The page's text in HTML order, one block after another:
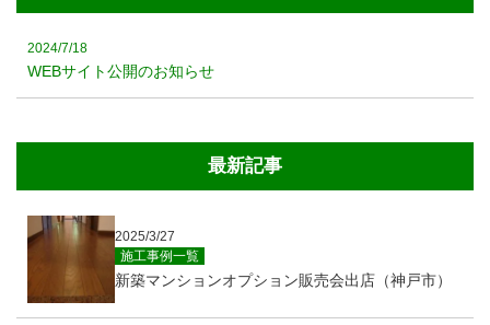
2024/7/18
WEBサイト公開のお知らせ
最新記事
2025/3/27
施工事例一覧
新築マンションオプション販売会出店（神戸市）